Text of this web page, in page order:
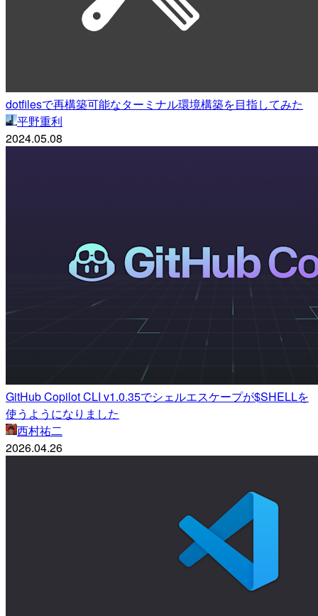
dotfilesで再構築可能なターミナル環境構築を目指してみた
平野重利
2024.05.08
GitHub Copilot CLI v1.0.35でシェルエスケープが$SHELLを
使うようになりました
西村祐二
2026.04.26